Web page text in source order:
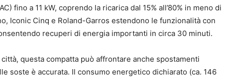
fino a 11 kW, coprendo la ricarica dal 15% all’80% in meno di
Iconic Cinq e Roland-Garros estendono le funzionalità con
recuperi di energia importanti in circa 30 minuti.
questa compatta può affrontare anche spostamenti
soste è accurata. Il consumo energetico dichiarato (ca. 146